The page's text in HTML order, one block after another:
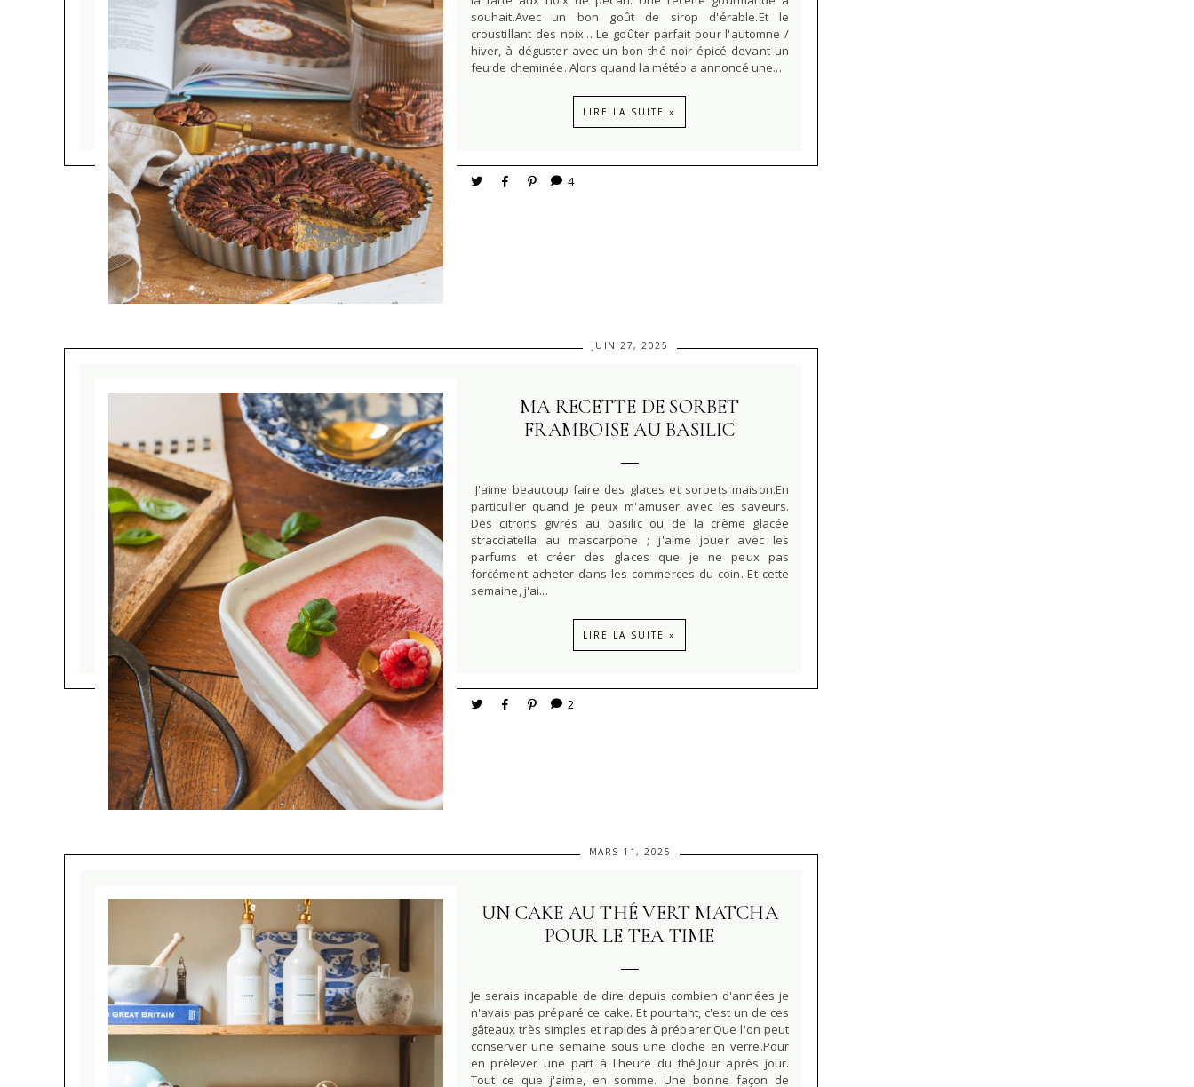
souhait.Avec un bon goût de sirop d'érable.Et le
croustillant des noix... Le goûter parfait pour l'automne /
hiver, à déguster avec un bon thé noir épicé devant un
feu de cheminée. Alors quand la météo a annoncé une...
LIRE LA SUITE »
4
JUIN 27, 2025
MA RECETTE DE SORBET
FRAMBOISE AU BASILIC
J'aime beaucoup faire des glaces et sorbets maison.En
particulier quand je peux m'amuser avec les saveurs.
Des citrons givrés au basilic ou de la crème glacée
stracciatella au mascarpone ; j'aime jouer avec les
parfums et créer des glaces que je ne peux pas
forcément acheter dans les commerces du coin. Et cette
semaine, j'ai...
LIRE LA SUITE »
2
MARS 11, 2025
UN CAKE AU THÉ VERT MATCHA
POUR LE TEA TIME
Je serais incapable de dire depuis combien d'années je
n'avais pas préparé ce cake. Et pourtant, c'est un de ces
gâteaux très simples et rapides à préparer.Que l'on peut
conserver une semaine sous une cloche en verre.Pour
en prélever une part à l'heure du thé.Jour après jour.
Tout ce que j'aime, en somme. Une bonne façon de